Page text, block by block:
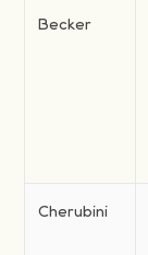
Becker
Cherubini